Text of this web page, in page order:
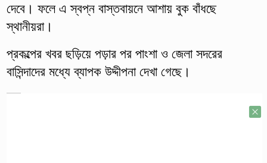
দেবে। ফলে এ স্বপ্ন বাস্তবায়নে আশায় বুক বাঁধছে
স্থানীয়রা।
প্রকল্পের খবর ছড়িয়ে পড়ার পর পাংশা ও জেলা সদরের
বাসিন্দাদের মধ্যে ব্যাপক উদ্দীপনা দেখা গেছে।